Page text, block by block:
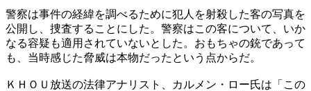
警察は事件の経緯を調べるために犯人を射殺した客の写真を
公開し、捜査することにした。警察はこの客について、いか
なる容疑も適用されていないとした。おもちゃの銃であって
も、当時感じた脅威は本物だったという点からだ。
ＫＨＯＵ放送の法律アナリスト、カルメン・ロー氏は「この